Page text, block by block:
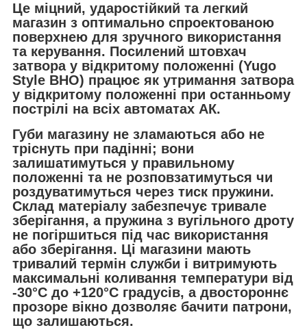
Це міцний, ударостійкий та легкий
магазин з оптимально спроектованою
поверхнею для зручного використання
та керування. Посилений штовхач
затвора у відкритому положенні (Yugo
Style BHO) працює як утримання затвора
у відкритому положенні при останньому
пострілі на всіх автоматах АК.
Губи магазину не зламаються або не
тріснуть при падінні; вони
залишатимуться у правильному
положенні та не розповзатимуться чи
роздуватимуться через тиск пружини.
Склад матеріалу забезпечує тривале
зберігання, а пружина з вугільного дроту
не погіршиться під час використання
або зберігання. Ці магазини мають
тривалий термін служби і витримують
максимальні коливання температури від
-30°C до +120°C градусів, а двостороннє
прозоре вікно дозволяє бачити патрони,
що залишаються.